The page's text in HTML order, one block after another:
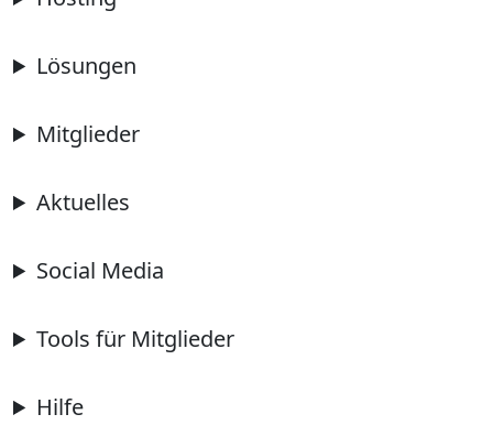
Lösungen
Mitglieder
Aktuelles
Social Media
Tools für Mitglieder
Hilfe